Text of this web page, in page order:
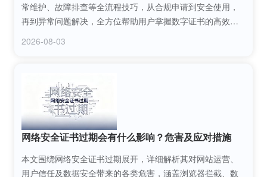
常维护、故障排查等全流程技巧，从合规申请到安全使用，
再到异常问题解决，全方位帮助用户掌握数字证书的高效运
2026-08-03
网络安全证书过期会有什么影响？危害及应对措施
本文围绕网络安全证书过期展开，详细解析其对网站运营、
用户信任及数据安全带来的各类危害，涵盖浏览器拦截、数